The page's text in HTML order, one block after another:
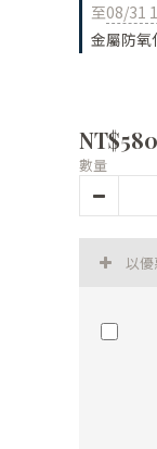
至08/31
金屬防氧
NT$580
數量
以